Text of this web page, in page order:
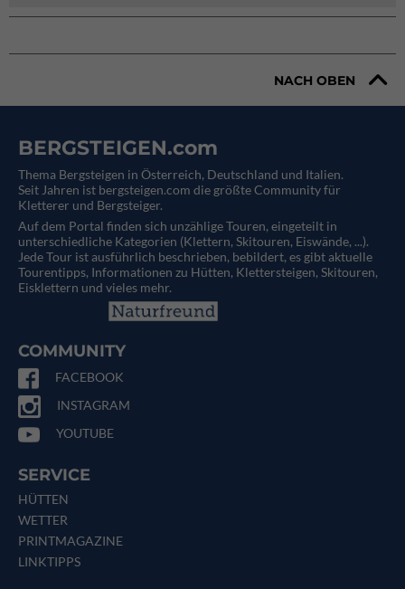
NACH OBEN
BERGSTEIGEN.com
Thema Bergsteigen in Österreich, Deutschland und Italien.
Seit Jahren ist bergsteigen.com die größte Community für
Kletterer und Bergsteiger.
Auf dem Portal finden sich unzählige Touren, eingeteilt in
unterschiedliche Kategorien (Klettern, Skitouren, Eiswände, ...).
Jede Tour ist ausführlich beschrieben, bebildert, es gibt aktuelle
Tourentipps, Informationen zu Hütten, Klettersteigen, Skitouren,
Eisklettern und vieles mehr.
COMMUNITY
FACEBOOK
INSTAGRAM
YOUTUBE
SERVICE
HÜTTEN
WETTER
PRINTMAGAZINE
LINKTIPPS